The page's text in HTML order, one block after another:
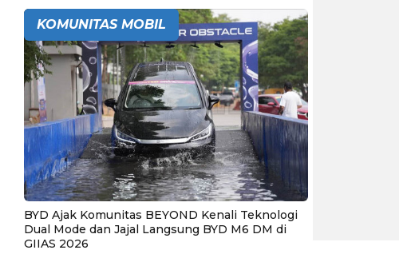
KOMUNITAS MOBIL
BYD Ajak Komunitas BEYOND Kenali Teknologi
Dual Mode dan Jajal Langsung BYD M6 DM di
GIIAS 2026